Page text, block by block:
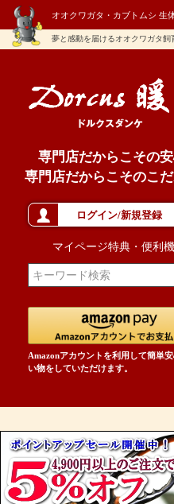
オオクワガタ・カブトムシ 生
夢と感動を届けるオオクワガタ
専門店だからこその安
専門店だからこそのこだ
ログイン/新規登録
マイページ特典・便利
Amazonアカウントを利用して簡単
い物をしていただけます。